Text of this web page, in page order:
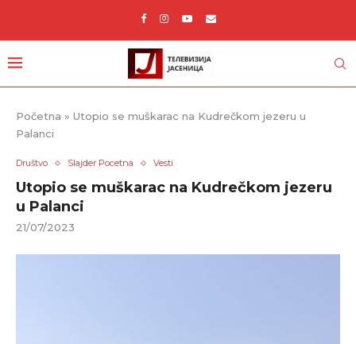
Početna » Utopio se muškarac na Kudrečkom jezeru u
Palanci
Društvo Slajder Pocetna Vesti
Utopio se muškarac na Kudrečkom jezeru
u Palanci
21/07/2023